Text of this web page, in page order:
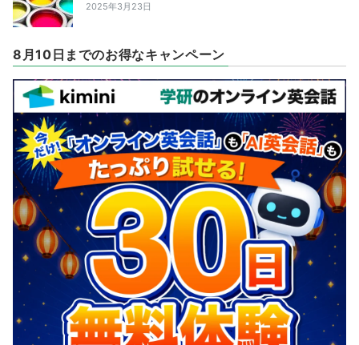
2025年3月23日
8月10日までのお得なキャンペーン